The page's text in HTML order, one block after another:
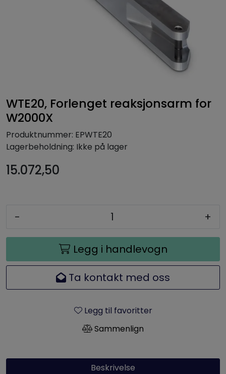
WTE20, Forlenget reaksjonsarm for
W2000X
Produktnummer: EPWTE20
Lagerbeholdning: Ikke på lager
15.072,50
- +
Legg i handlevogn
Ta kontakt med oss
Legg til favoritter
Sammenlign
Beskrivelse